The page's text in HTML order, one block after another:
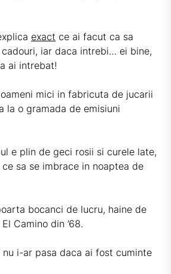
exact ce ai facut ca sa
, iar daca intrebi… ei bine,
ai intrebat!
mici in fabricuta de jucarii
la o gramada de emisiuni
e plin de geci rosii si curele late,
sa se imbrace in noaptea de
bocanci de lucru, haine de
Camino din ’68.
nu i-ar pasa daca ai fost cuminte